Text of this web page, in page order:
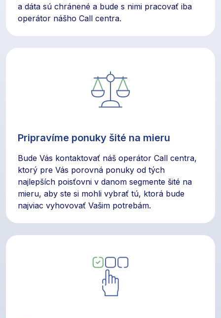
a dáta sú chránené a bude s nimi pracovať iba
operátor nášho Call centra.
Pripravíme ponuky šité na mieru
Bude Vás kontaktovať náš operátor Call centra,
ktorý pre Vás porovná ponuky od tých
najlepších poisťovni v danom segmente šité na
mieru, aby ste si mohli vybrať tú, ktorá bude
najviac vyhovovať Vašim potrebám.